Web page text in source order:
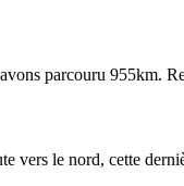
parcouru 955km.
vers le nord, cette